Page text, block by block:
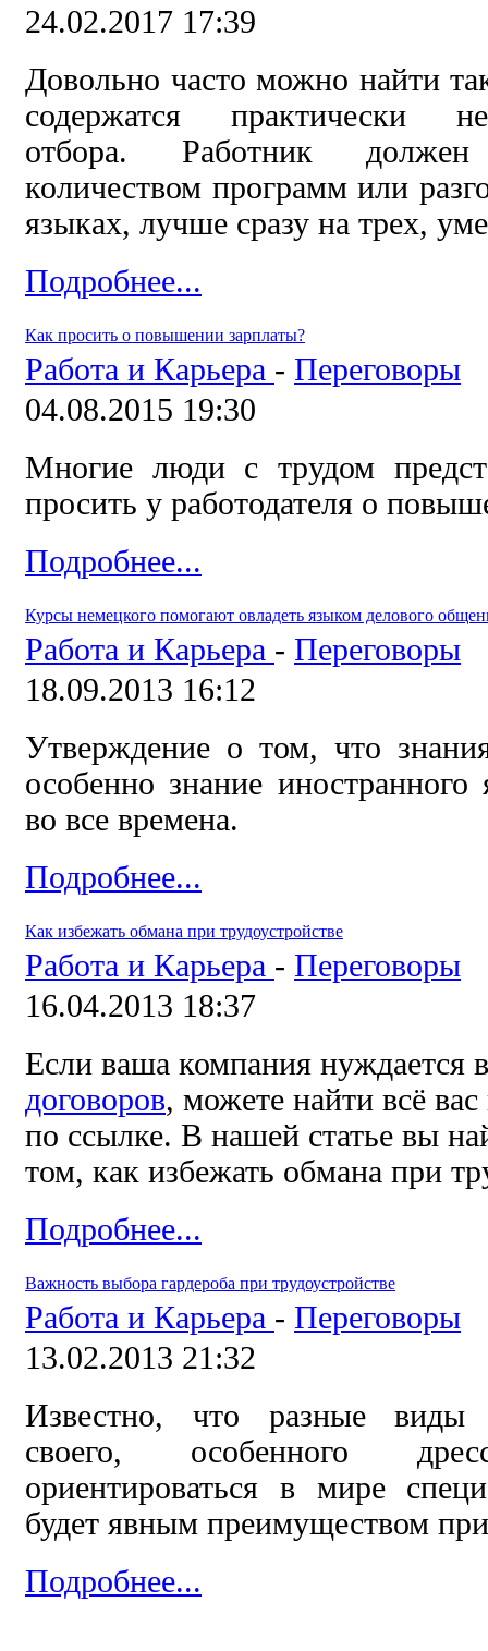
24.02.2017 17:39
Довольно часто можно найти
содержатся практически
отбора. Работник
количеством программ или
языках, лучше сразу на трех,
Подробнее...
Как просить о повышении зарплаты?
Работа и Карьера - Переговоры
04.08.2015 19:30
Многие люди с трудом
просить у работодателя о
Подробнее...
Курсы немецкого помогают овладеть языком делового
Работа и Карьера - Переговоры
18.09.2013 16:12
Утверждение о том, что
особенно знание
во все времена.
Подробнее...
Как избежать обмана при трудоустройстве
Работа и Карьера - Переговоры
16.04.2013 18:37
Если ваша компания нуждается
договоров, можете найти всё
по ссылке. В нашей статье вы
том, как избежать обмана при
Подробнее...
Важность выбора гардероба при трудоустройстве
Работа и Карьера - Переговоры
13.02.2013 21:32
Известно, что разные виды
своего, особенного
ориентироваться в мире
будет явным преимуществом при
Подробнее...